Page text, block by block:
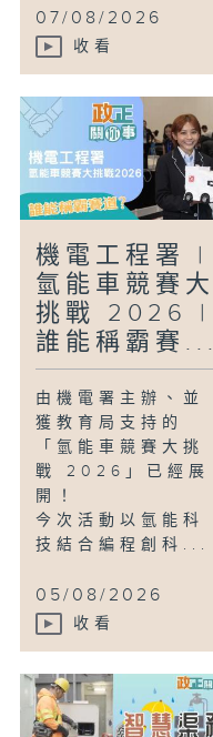
07/08/2026
收看
機電工程署 |
氫能車競賽大
挑戰 2026 |
誰能稱霸賽...
由機電署主辦、並
獲教育局支持的
「氫能車競賽大挑
戰 2026」已經展
開！
今次活動以氫能科
技結合編程創科...
05/08/2026
收看